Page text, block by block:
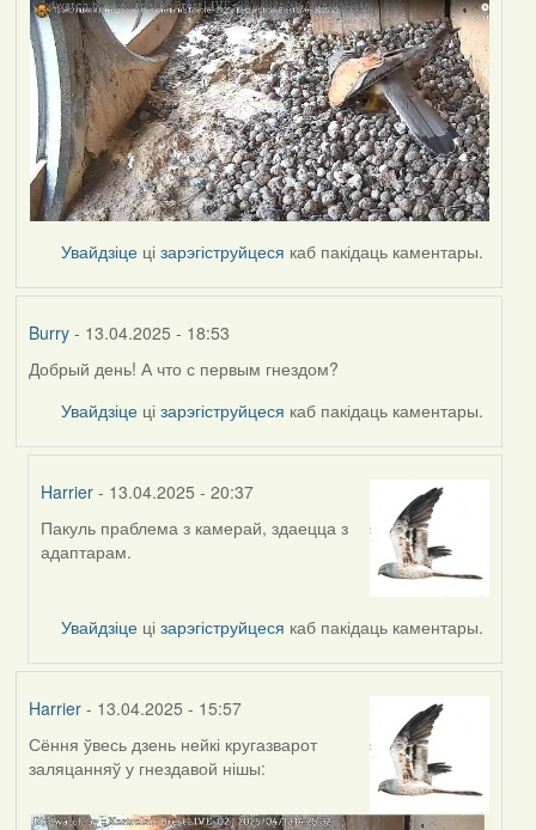
Увайдзіце цізарэгіструйцеся каб пакідаць каментары.
Burry- 13.04.2025 - 18:53
Добрый день! А что с первым гнездом?
Увайдзіце цізарэгіструйцеся каб пакідаць каментары.
Harrier - 13.04.2025 - 20:37
In
reply
Burry
Пакуль праблема з камерай, здаецца з
адаптарам.
Увайдзіце цізарэгіструйцеся каб пакідаць каментары.
Harrier- 13.04.2025 - 15:57
Сёння ўвесь дзень нейкі кругазварот
заляцанняў у гнездавой нішы: